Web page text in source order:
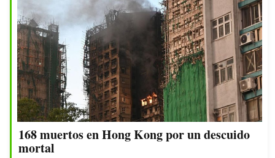
168 muertos en Hong Kong por un descuido
mortal